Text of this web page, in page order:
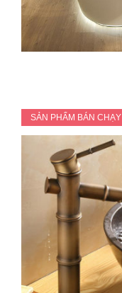
SẢN PHẨM BÁN CHẠY